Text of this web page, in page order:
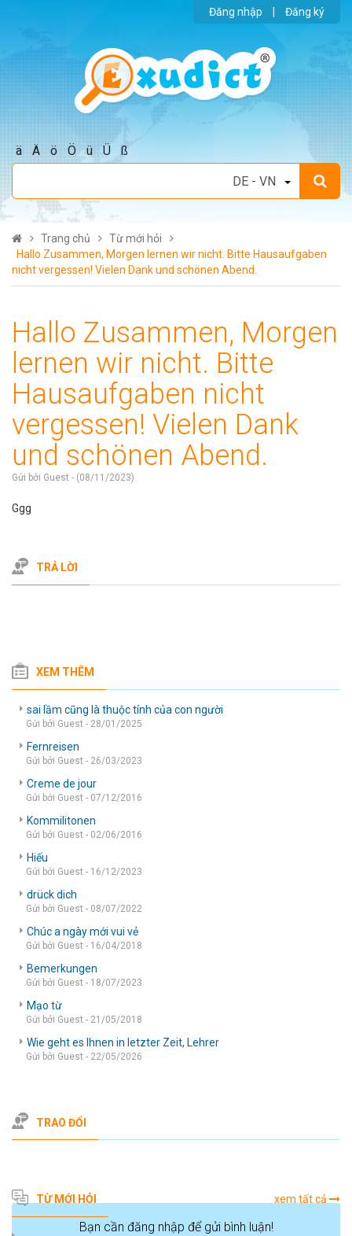
Đăng nhập Đăng ký
ä Ä ö Ö ü Ü ß
Trang chủ
Từ mới hỏi
Hallo Zusammen, Morgen lernen wir nicht. Bitte Hausaufgaben
nicht vergessen! Vielen Dank und schönen Abend.
Hallo Zusammen, Morgen
lernen wir nicht. Bitte
Hausaufgaben nicht
vergessen! Vielen Dank
und schönen Abend.
Gửi bởi Guest - (08/11/2023)
Ggg
TRẢ LỜI
XEM THÊM
sai lầm cũng là thuộc tính của con người
Gửi bởi Guest - 28/01/2025
Fernreisen
Gửi bởi Guest - 26/03/2023
Creme de jour
Gửi bởi Guest - 07/12/2016
Kommilitonen
Gửi bởi Guest - 02/06/2016
Hiếu
Gửi bởi Guest - 16/12/2023
drück dich
Gửi bởi Guest - 08/07/2022
Chúc a ngày mới vui vẻ
Gửi bởi Guest - 16/04/2018
Bemerkungen
Gửi bởi Guest - 18/07/2023
Mạo từ
Gửi bởi Guest - 21/05/2018
Wie geht es Ihnen in letzter Zeit, Lehrer
Gửi bởi Guest - 22/05/2026
TRAO ĐỔI
Bạn cần đăng nhập để gửi bình luận!
TỪ MỚI HỎI xem tất cả